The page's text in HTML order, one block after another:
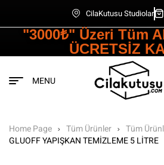
CilaKutusu Studiolar
"3000₺" Üzeri Tüm
ÜCRETSİZ
MENU
Home Page Tüm Ürünler Tüm
GLUOFF YAPIŞKAN TEMİZLEME 5 LİTRE